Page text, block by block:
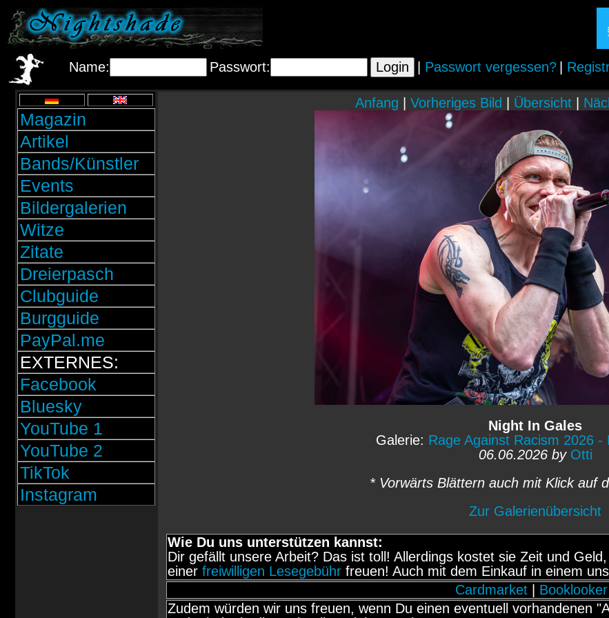
Name: Passwort: Passwort vergessen?
Magazin
Artikel
Bands/Künstler
Events
Bildergalerien
Witze
Zitate
Dreierpasch
Clubguide
Burgguide
PayPal.me
EXTERNES:
Facebook
Bluesky
YouTube 1
YouTube 2
TikTok
Instagram
Anfang Vorheriges Bild Übersicht|
Night In Gales
Galerie: Rage Against Racism 2026 -
06.06.2026 by Otti
* Vorwärts Blättern auch mit Klick auf
Zur Galerienübersicht
Wie Du uns unterstützen kannst:
Dir gefällt unsere Arbeit? Das ist toll! Allerdings kostet sie Zeit und
einer freiwilligen Lesegebührfreuen! Auch mit dem Einkauf in einem
Cardmarket
Booklooker
Zudem würden wir uns freuen, wenn Du einen eventuell vorhandenen